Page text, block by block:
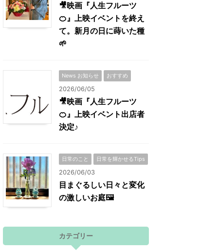
🎥映画『人生フルーツ
🍊』上映イベントを終え
て。新月の日に蒔いた種
🌱
News お知らせ おすすめ
2026/06/05
🎥映画『人生フルーツ
🍊』上映イベント出店者
決定♪
日常のこと 日常を輝かせるTips
2026/06/03
目まぐるしい日々と変化
の激しいお庭🖼
カテゴリー